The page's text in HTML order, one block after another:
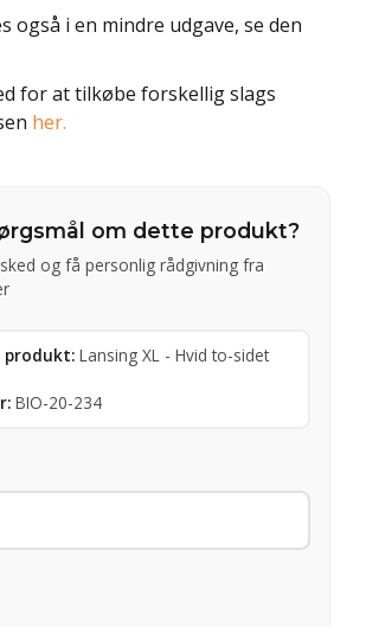
også i en mindre udgave, se den
for at tilkøbe forskellig slags
her.
om dette produkt?
og få personlig rådgivning fra
produkt: Lansing XL - Hvid to-sidet
BIO-20-234